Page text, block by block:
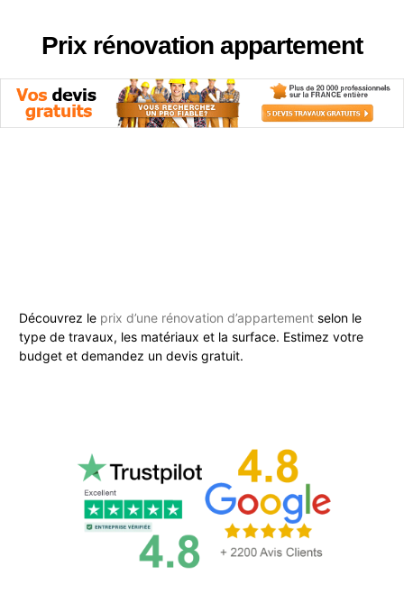
Prix rénovation appartement
Découvrez le prix d’une rénovation d’appartement selon le
type de travaux, les matériaux et la surface. Estimez votre
budget et demandez un devis gratuit.